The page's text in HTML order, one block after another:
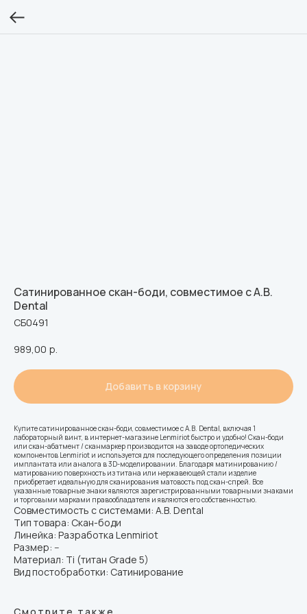
Сатинированное скан-боди, совместимое с A.B.
Dental
СБ0491
989,00 р.
Добавить в корзину
Купите сатинированное скан-боди, совместимое с A.B. Dental, включая 1
лабораторный винт, в интернет-магазине Lenmiriot быстро и удобно! Скан-боди
или скан-абатмент / сканмаркер производится на заводе ортопедических
компонентов Lenmiriot и используется для последующего определения позиции
имплантата или аналога в 3D-моделировании. Благодаря матинированию /
матированию поверхность из титана или нержавеющей стали изделие
приобретает идеальную для сканирования матовость под скан-спрей. Все
указанные товарные знаки являются зарегистрированными товарными знаками
и торговыми марками правообладателя и являются его собственностью.
Совместимость с системами: A.B. Dental
Тип товара: Скан-боди
Линейка: Разработка Lenmiriot
Размер: --
Материал: Ti (титан Grade 5)
Вид постобработки: Сатинирование